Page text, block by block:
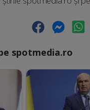
Facebook Messenger
spotmedia.ro